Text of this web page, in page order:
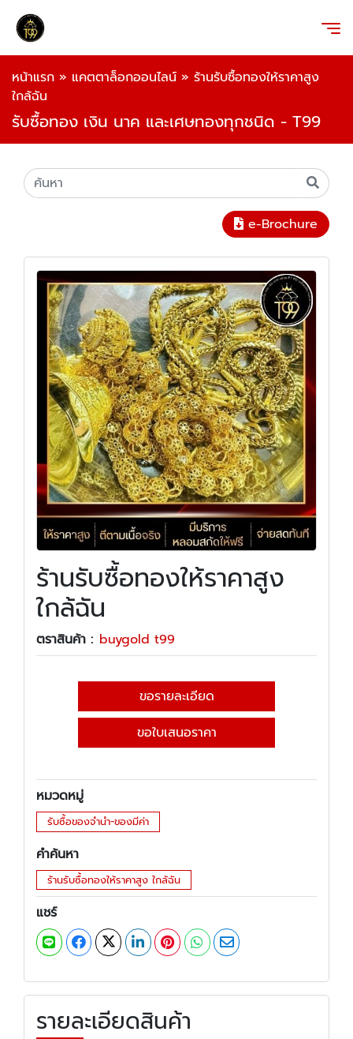
หน้าแรก » แคตตาล็อกออนไลน์ » ร้านรับซื้อทองให้ราคาสูง
ใกล้ฉัน
รับซื้อทอง เงิน นาค และเศษทองทุกชนิด - T99
e-Brochure
ร้านรับซื้อทองให้ราคาสูง
ใกล้ฉัน
ตราสินค้า : buygold t99
ขอรายละเอียด
ขอใบเสนอราคา
หมวดหมู่
รับซื้อของจำนำ-ของมีค่า
คำค้นหา
ร้านรับซื้อทองให้ราคาสูง ใกล้ฉัน
แชร์
รายละเอียดสินค้า